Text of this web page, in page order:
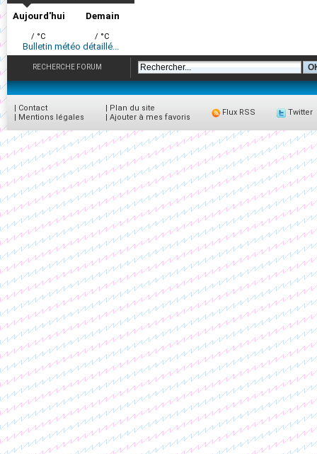
Aujourd'hui
/ °C
Demain
/ °C
Bulletin météo détaillé...
RECHERCHE FORUM
| Contact
| Mentions légales
| Plan du site
| Ajouter à mes favoris
Flux RSS Twitter